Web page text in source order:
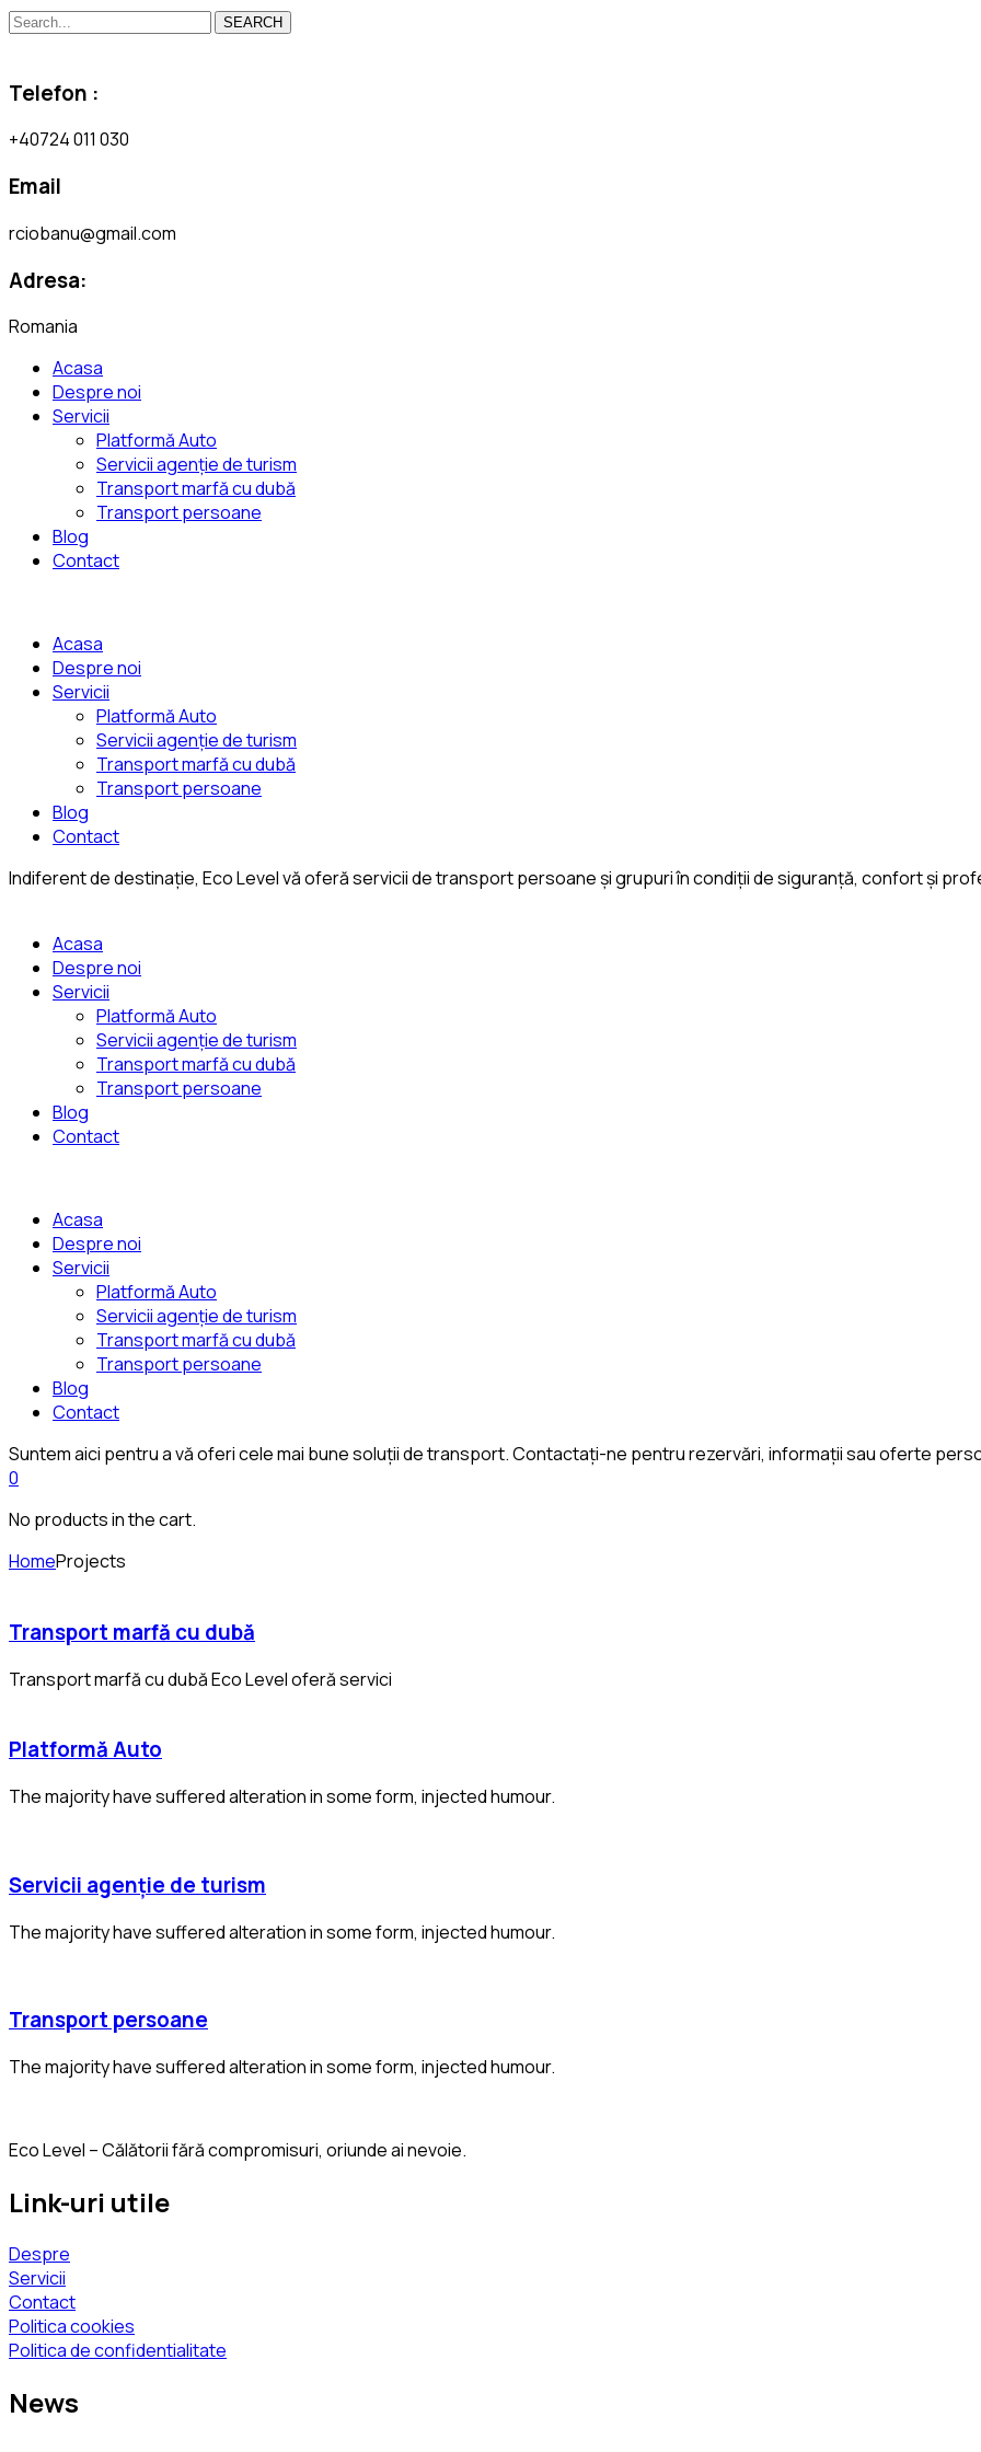
SEARCH
Telefon :
+40724 011 030
Email
rciobanu@gmail.com
Adresa:
Romania
Acasa
Despre noi
Servicii
Platformă Auto
Servicii agenție de turism
Transport marfă cu dubă
Transport persoane
Blog
Contact
Acasa
Despre noi
Servicii
Platformă Auto
Servicii agenție de turism
Transport marfă cu dubă
Transport persoane
Blog
Contact
Indiferent de destinație, Eco Level vă oferă servicii de transport persoane și grupuri în condiții de siguranță, confort și
Acasa
Despre noi
Servicii
Platformă Auto
Servicii agenție de turism
Transport marfă cu dubă
Transport persoane
Blog
Contact
Acasa
Despre noi
Servicii
Platformă Auto
Servicii agenție de turism
Transport marfă cu dubă
Transport persoane
Blog
Contact
Suntem aici pentru a vă oferi cele mai bune soluții de transport. Contactați-ne pentru rezervări, informații sau oferte
0
No products in the cart.
HomeProjects
Transport marfă cu dubă
Transport marfă cu dubă Eco Level oferă servici
Platformă Auto
The majority have suffered alteration in some form, injected humour.
Servicii agenție de turism
The majority have suffered alteration in some form, injected humour.
Transport persoane
The majority have suffered alteration in some form, injected humour.
Eco Level – Călătorii fără compromisuri, oriunde ai nevoie.
Link-uri utile
Despre
Servicii
Contact
Politica cookies
Politica de confidentialitate
News